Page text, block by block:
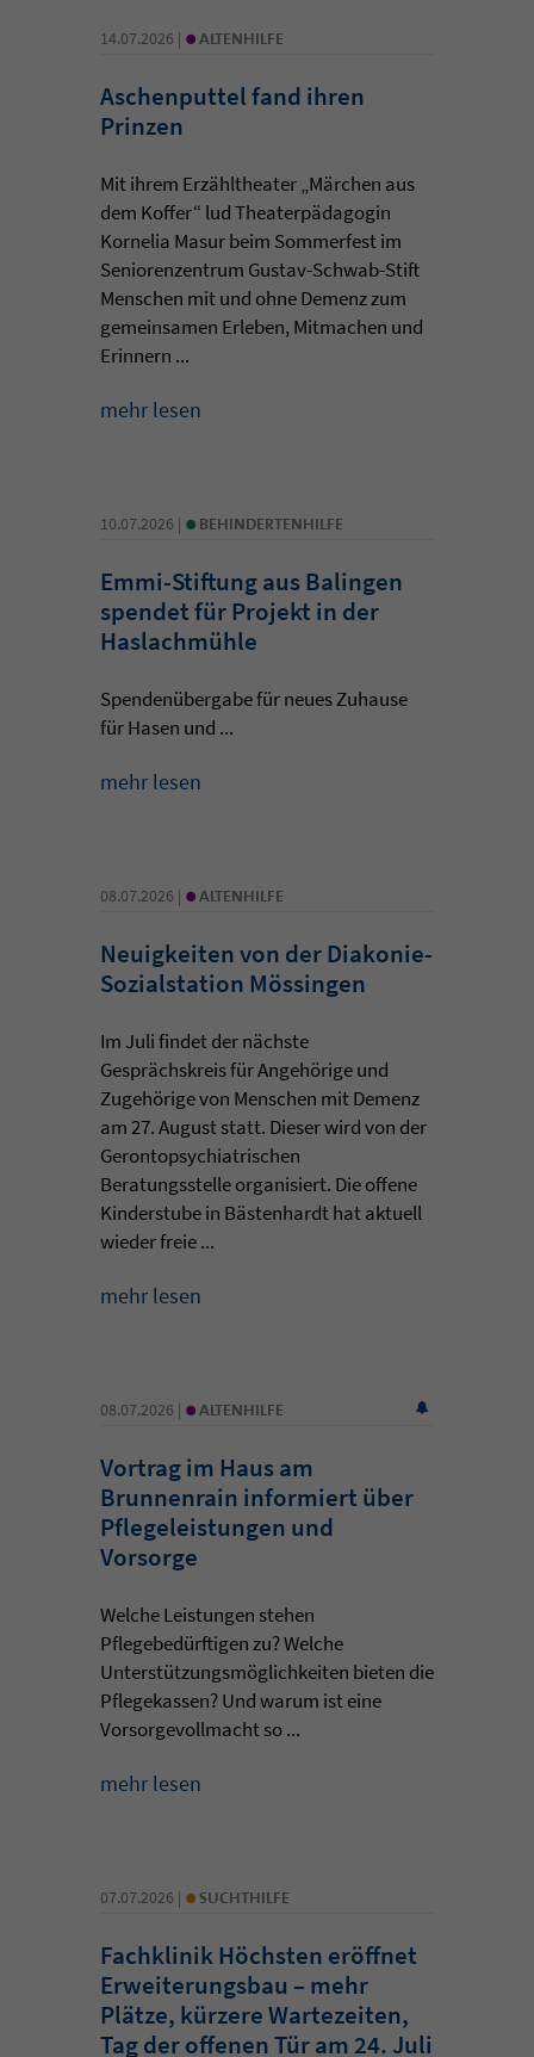
14.07.2026 | • ALTENHILFE
Aschenputtel fand ihren
Prinzen
Mit ihrem Erzähltheater „Märchen aus
dem Koffer“ lud Theaterpädagogin
Kornelia Masur beim Sommerfest im
Seniorenzentrum Gustav-Schwab-Stift
Menschen mit und ohne Demenz zum
gemeinsamen Erleben, Mitmachen und
Erinnern ...
mehr lesen
10.07.2026 | • BEHINDERTENHILFE
Emmi-Stiftung aus Balingen
spendet für Projekt in der
Haslachmühle
Spendenübergabe für neues Zuhause
für Hasen und ...
mehr lesen
08.07.2026 | • ALTENHILFE
Neuigkeiten von der Diakonie-
Sozialstation Mössingen
Im Juli findet der nächste
Gesprächskreis für Angehörige und
Zugehörige von Menschen mit Demenz
am 27. August statt. Dieser wird von der
Gerontopsychiatrischen
Beratungsstelle organisiert. Die offene
Kinderstube in Bästenhardt hat aktuell
wieder freie ...
mehr lesen
08.07.2026 | • ALTENHILFE
Vortrag im Haus am
Brunnenrain informiert über
Pflegeleistungen und
Vorsorge
Welche Leistungen stehen
Pflegebedürftigen zu? Welche
Unterstützungsmöglichkeiten bieten die
Pflegekassen? Und warum ist eine
Vorsorgevollmacht so ...
mehr lesen
07.07.2026 | • SUCHTHILFE
Fachklinik Höchsten eröffnet
Erweiterungsbau – mehr
Plätze, kürzere Wartezeiten,
Tag der offenen Tür am 24. Juli